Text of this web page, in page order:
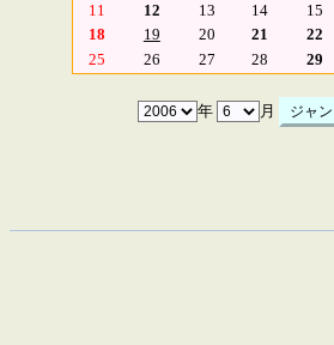
11
12 13 14 15
18
19 20 21 22
25
26 27 28 29
年 月